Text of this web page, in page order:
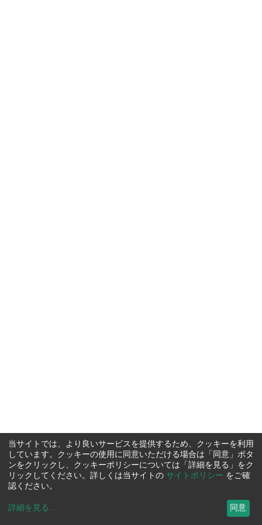
当サイトでは、より良いサービスを提供するため、クッキーを利用
しています。クッキーの使用に同意いただける場合は「同意」ボタ
ンをクリックし、クッキーポリシーについては「詳細を見る」をク
リックしてください。詳しくは当サイトの サイトポリシー をご確
認ください。
詳細を見る ... 同意